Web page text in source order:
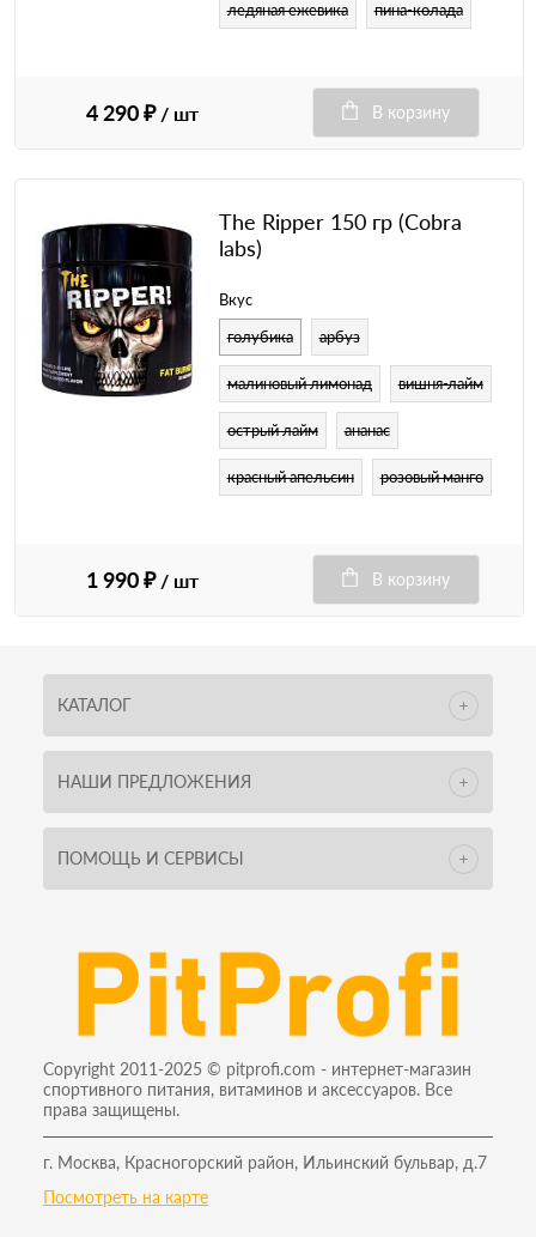
ледяная ежевика пина-колада
4 290 ₽ / шт В корзину
The Ripper 150 гр (Cobra
labs)
Вкус
голубика
арбуз
малиновый лимонад вишня-лайм
острый лайм ананас
красный апельсин розовый манго
1 990 ₽ / шт В корзину
КАТАЛОГ
НАШИ ПРЕДЛОЖЕНИЯ
ПОМОЩЬ И СЕРВИСЫ
Copyright 2011-2025 © pitprofi.com - интернет-магазин
спортивного питания, витаминов и аксессуаров. Все
права защищены.
г. Москва, Красногорский район, Ильинский бульвар, д.7
Посмотреть на карте